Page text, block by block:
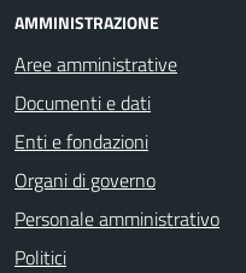
AMMINISTRAZIONE
Aree amministrative
Documenti e dati
Enti e fondazioni
Organi di governo
Personale amministrativo
Politici